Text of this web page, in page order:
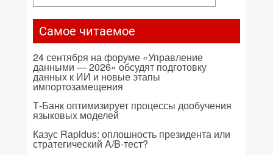
Самое читаемое
24 сентября на форуме «Управление
данными — 2026» обсудят подготовку
данных к ИИ и новые этапы
импортозамещения
Т-Банк оптимизирует процессы дообучения
языковых моделей
Казус Rapidus: оплошность президента или
стратегический A/B-тест?